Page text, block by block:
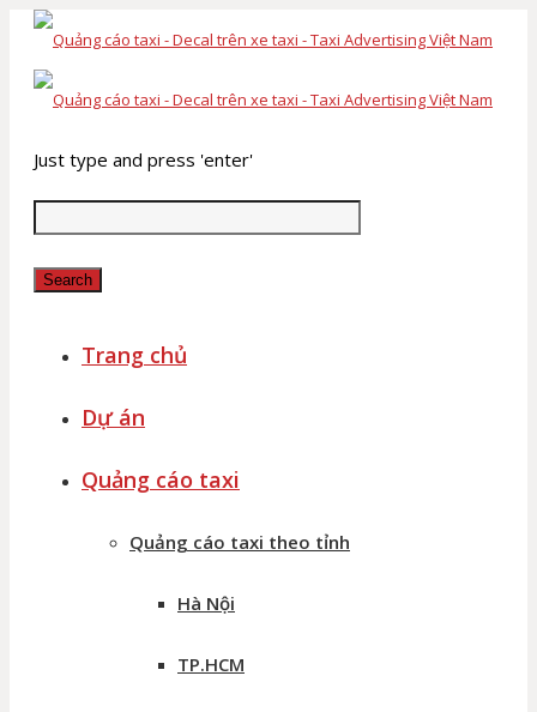
Just type and press 'enter'
Search
Trang chủ
Dự án
Quảng cáo taxi
Quảng cáo taxi theo tỉnh
Hà Nội
TP.HCM